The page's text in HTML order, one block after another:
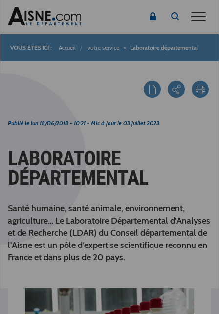
Fil
Accueil votre service Laboratoire départemental
Publié le lun 18/06/2018 - 10:21 - Mis à jour le 03 juillet 2023
LABORATOIRE
DÉPARTEMENTAL
Santé humaine, santé animale, environnement,
agriculture… Le Laboratoire Départemental d’Analyses
et de Recherche (LDAR) du Conseil départemental de
l’Aisne est un pôle d’expertise scientifique reconnu en
France et dans plus de 20 pays.